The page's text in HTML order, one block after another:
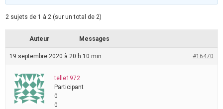
2 sujets de 1 à 2 (sur un total de 2)
Auteur Messages
19 septembre 2020 à 20 h 10 min #16470
telle1972
Participant
0
0